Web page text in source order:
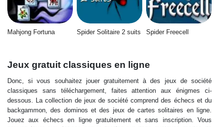
Mahjong Fortuna Spider Solitaire 2 suits Spider Freecell
Jeux gratuit classiques en ligne
Donc, si vous souhaitez jouer gratuitement à des jeux de société
classiques sans téléchargement, faites attention aux énigmes ci-
dessous. La collection de jeux de société comprend des échecs et du
backgammon, des dominos et des jeux de cartes solitaires en ligne.
Jouez aux échecs en ligne gratuitement et sans inscription. Vous